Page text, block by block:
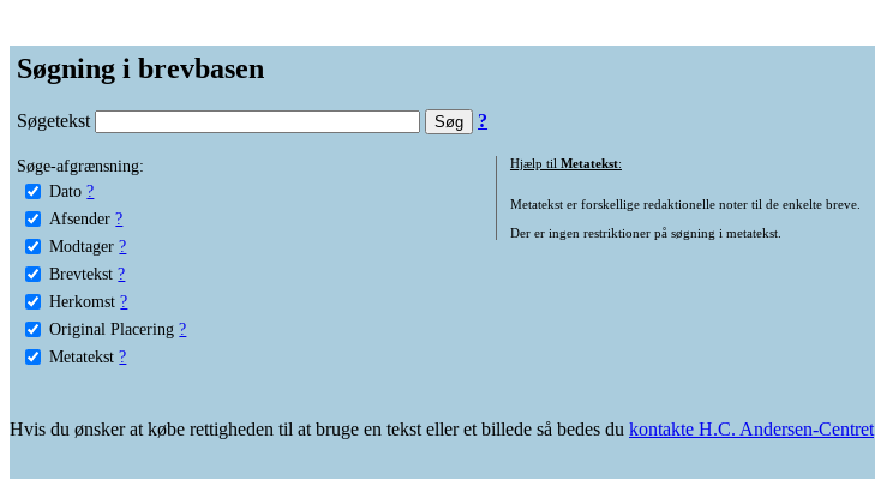
Søgning i brevbasen
Søgetekst ?
Søge-afgrænsning:
Dato ?
Afsender ?
Modtager ?
Brevtekst ?
Herkomst ?
Original Placering ?
Metatekst ?
Hjælp til Metatekst:
Metatekst er forskellige redaktionelle noter til de enkelte breve.
Der er ingen restriktioner på søgning i metatekst.
Hvis du ønsker at købe rettigheden til at bruge en tekst eller et billede så bedes du kontakte H.C. Andersen-Centret